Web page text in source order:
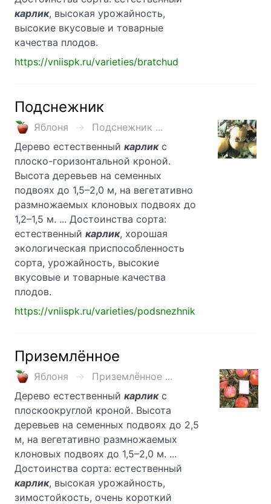
карлик, высокая урожайность,
высокие вкусовые и товарные
качества плодов.
https://vniispk.ru/varieties/bratchud
Подснежник
Яблоня
Подснежник ...
Дерево естественный карликс
плоско-горизонтальной кроной.
Высота деревьев на семенных
подвоях до 1,5–2,0 м, на вегетативно
размножаемых клоновых подвоях до
1,2–1,5 м. ... Достоинства сорта:
естественный карлик, хорошая
экологическая приспособленность
сорта, урожайность, высокие
вкусовые и товарные качества
плодов.
https://vniispk.ru/varieties/podsnezhnik
Приземлённое
Яблоня
Приземлённое ...
Дерево естественный карликс
плоскоокруглой кроной. Высота
деревьев на семенных подвоях до 2,5
м, на вегетативно размножаемых
клоновых подвоях до 1,5–2,0 м. ...
Достоинства сорта: естественный
карлик, высокая урожайность,
зимостойкость, очень короткий